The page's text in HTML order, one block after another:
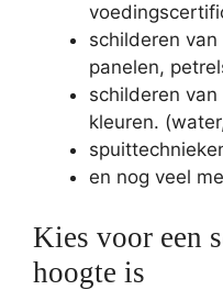
schilderen
panelen,
schilderen
kleuren.
en nog veel
Kies voor een
hoogte is